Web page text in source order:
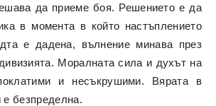
да приеме боя. Решението е да
в момента в който настъплението
е дадена, вълнение минава през
Моралната сила и духът на
и несъкрушими. Вярата в
е безпределна.